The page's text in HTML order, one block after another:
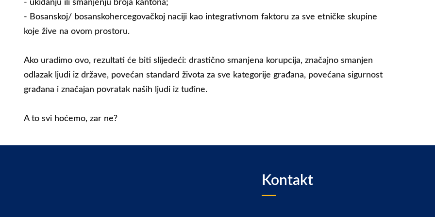
- ukidanju ili smanjenju broja kantona;
- Bosanskoj/ bosanskohercegovačkoj naciji kao integrativnom faktoru za sve etničke skupine
koje žive na ovom prostoru.
Ako uradimo ovo, rezultati će biti slijedeći: drastično smanjena korupcija, značajno smanjen
odlazak ljudi iz države, povećan standard života za sve kategorije građana, povećana sigurnost
građana i značajan povratak naših ljudi iz tuđine.
A to svi hoćemo, zar ne?
Kontakt